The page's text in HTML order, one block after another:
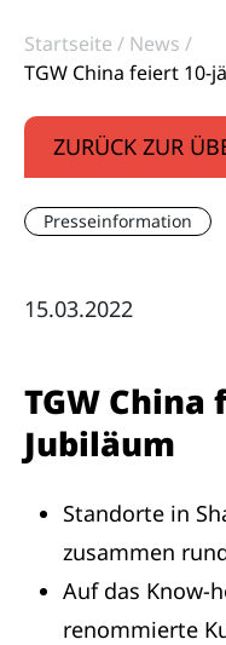
Startseite
News
TGW China feiert 10-
ZURÜCK ZUR
Presseinformation
15.03.2022
TGW
Jubiläum
Standorte in
zusammen
Auf das Know-
renommierte